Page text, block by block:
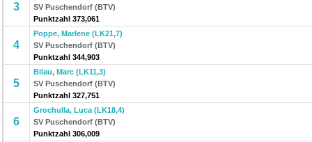
3
SV Puschendorf (BTV)
Punktzahl 373,061
4
Poppe, Marlene (LK21,7)
SV Puschendorf (BTV)
Punktzahl 344,903
5
Bilau, Marc (LK11,3)
SV Puschendorf (BTV)
Punktzahl 327,751
6
Grochulla, Luca (LK18,4)
SV Puschendorf (BTV)
Punktzahl 306,009